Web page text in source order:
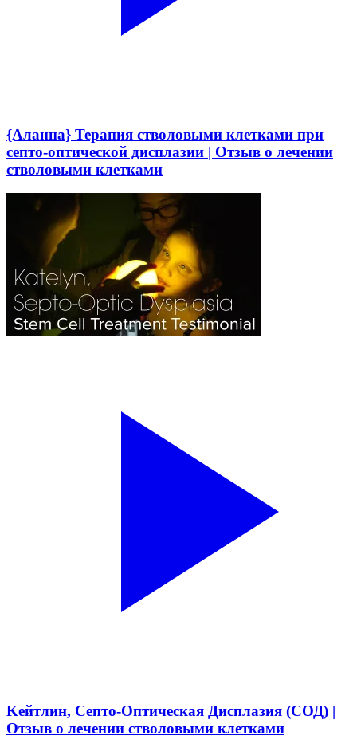
{Аланна} Терапия стволовыми клетками при
септо-оптической дисплазии | Отзыв о лечении
стволовыми клетками
Kейтлин, Септо-Оптическая Дисплазия (СОД) |
Отзыв о лечении стволовыми клетками